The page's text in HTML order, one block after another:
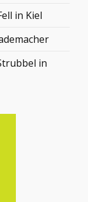
in Kiel
in